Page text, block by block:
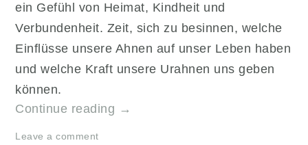
ein Gefühl von Heimat, Kindheit und
Verbundenheit. Zeit, sich zu besinnen, welche
Einflüsse unsere Ahnen auf unser Leben haben
und welche Kraft unsere Urahnen uns geben
können.
Continue reading „Die
→
Leave a comment